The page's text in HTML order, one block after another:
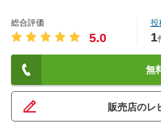
総合評価
5.0
投
1
無
販売店のレ